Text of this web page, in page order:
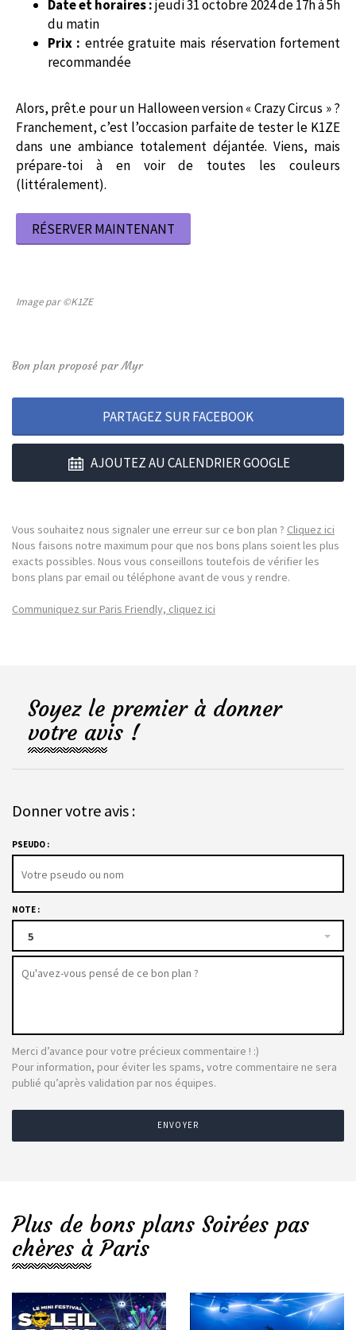
Date et horaires :jeudi 31 octobre 2024 de 17h à 5h
du matin
Prix : entrée gratuite mais réservation fortement
recommandée
Alors, prêt.e pour un Halloween version « Crazy Circus » ?
Franchement, c’est l’occasion parfaite de tester le K1ZE
dans une ambiance totalement déjantée. Viens, mais
prépare-toi à en voir de toutes les couleurs
(littéralement).
RÉSERVER MAINTENANT
Image par ©K1ZE
Bon plan proposé par Myr
PARTAGEZ SUR FACEBOOK
AJOUTEZ AU CALENDRIER GOOGLE
Vous souhaitez nous signaler une erreur sur ce bon plan ? Cliquez ici
Nous faisons notre maximum pour que nos bons plans soient les plus
exacts possibles. Nous vous conseillons toutefois de vérifier les
bons plans par email ou téléphone avant de vous y rendre.
Communiquez sur Paris Friendly, cliquez ici
Soyez le premier à donner
votre avis !
Donner votre avis :
PSEUDO :
NOTE :
5
Merci d’avance pour votre précieux commentaire ! :)
Pour information, pour éviter les spams, votre commentaire ne sera
publié qu’après validation par nos équipes.
ENVOYER
Plus de bons plans Soirées pas
chères à Paris